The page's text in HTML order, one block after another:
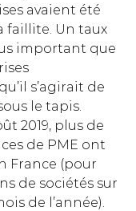
avaient été
faillite. Un taux
important que
s’agirait de
le tapis.
2019, plus de
de PME ont
France (pour
de sociétés sur
de l’année).